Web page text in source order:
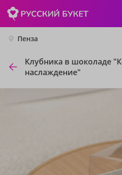
Пенза
Клубника в шоколаде
наслаждение"